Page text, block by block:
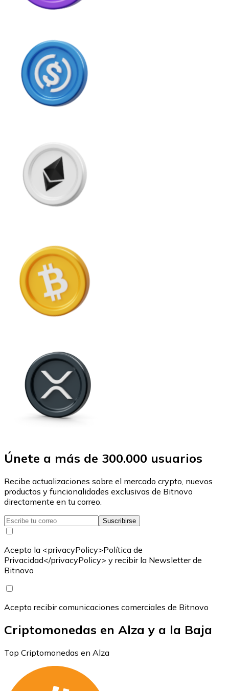
Únete a más de 300.000 usuarios
Recibe actualizaciones sobre el mercado crypto, nuevos
productos y funcionalidades exclusivas de Bitnovo
directamente en tu correo.
Suscribirse
Acepto la <privacyPolicy>Política de
Privacidad</privacyPolicy> y recibir la Newsletter de
Bitnovo
Acepto recibir comunicaciones comerciales de Bitnovo
Criptomonedas en Alza y a la Baja
Top Criptomonedas en Alza